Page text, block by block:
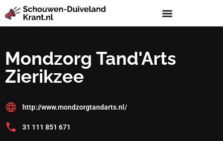
Mondzorg Tand'Arts
Zierikzee
http://www.mondzorgtandarts.nl/
31 111 851 671